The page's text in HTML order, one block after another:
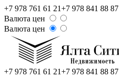
+7 978 761 61 21+7 978 841 88 87
Валюта цен
Валюта цен
+7 978 761 61 21+7 978 841 88 87